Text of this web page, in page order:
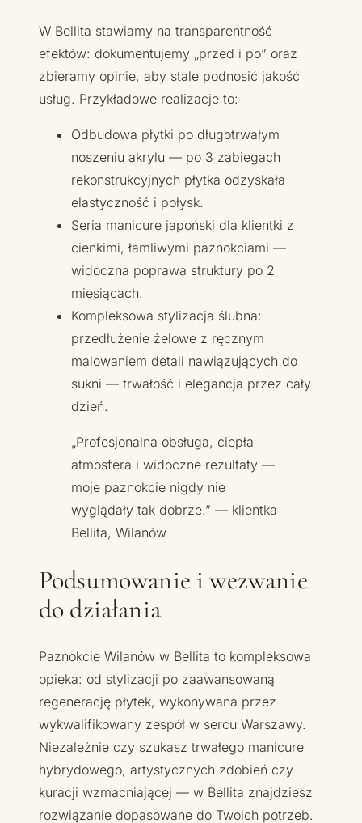
W Bellita stawiamy na transparentność
efektów: dokumentujemy „przed i po” oraz
zbieramy opinie, aby stale podnosić jakość
usług. Przykładowe realizacje to:
Odbudowa płytki po długotrwałym
noszeniu akrylu — po 3 zabiegach
rekonstrukcyjnych płytka odzyskała
elastyczność i połysk.
Seria manicure japoński dla klientki z
cienkimi, łamliwymi paznokciami —
widoczna poprawa struktury po 2
miesiącach.
Kompleksowa stylizacja ślubna:
przedłużenie żelowe z ręcznym
malowaniem detali nawiązujących do
sukni — trwałość i elegancja przez cały
dzień.
„Profesjonalna obsługa, ciepła
atmosfera i widoczne rezultaty —
moje paznokcie nigdy nie
wyglądały tak dobrze.” — klientka
Bellita, Wilanów
Podsumowanie i wezwanie
do działania
Paznokcie Wilanów w Bellita to kompleksowa
opieka: od stylizacji po zaawansowaną
regenerację płytek, wykonywana przez
wykwalifikowany zespół w sercu Warszawy.
Niezależnie czy szukasz trwałego manicure
hybrydowego, artystycznych zdobień czy
kuracji wzmacniającej — w Bellita znajdziesz
rozwiązanie dopasowane do Twoich potrzeb.